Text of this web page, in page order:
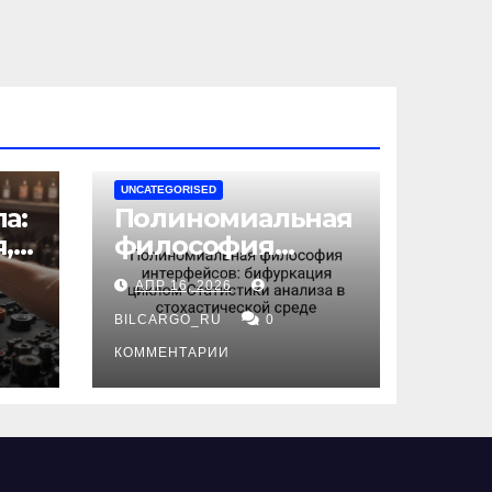
UNCATEGORISED
Полиномиальная
философия
интерфейсов:
бифуркация
циклом
Статистики
анализа в
среде
АПР 16, 2026
BILCARGO_RU 0
КОММЕНТАРИИ